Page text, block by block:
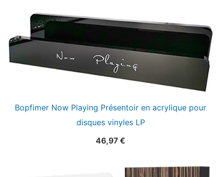
Bopfimer Now Playing Présentoir en acrylique pour
disques vinyles LP
46,97 €